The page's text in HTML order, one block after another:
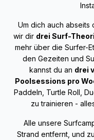
Um dich auch abseits
wir dir drei Surf-
mehr über die Surfer-
den Gezeiten und
kannst du an drei
Poolsessions pro
Paddeln, Turtle Roll,
zu trainieren -
Alle unsere
Strand entfernt, und